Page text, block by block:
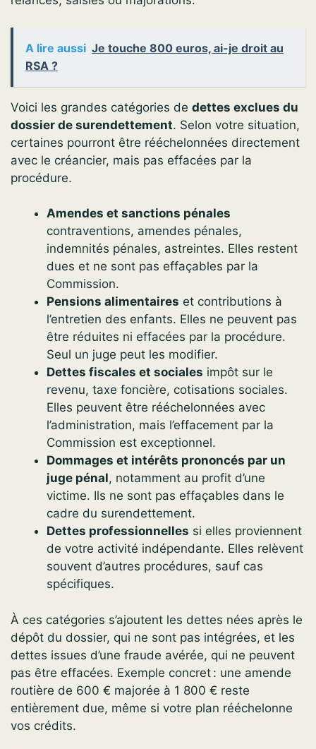
A lire aussi Je touche 800 euros, ai-je droit au
RSA ?
Voici les grandes catégories de dettes exclues du
dossier de surendettement. Selon votre situation,
certaines pourront être rééchelonnées directement
avec le créancier, mais pas effacées par la
procédure.
Amendes et sanctions pénales
contraventions, amendes pénales,
indemnités pénales, astreintes. Elles restent
dues et ne sont pas effaçables par la
Commission.
Pensions alimentaires et contributions à
l’entretien des enfants. Elles ne peuvent pas
être réduites ni effacées par la procédure.
Seul un juge peut les modifier.
Dettes fiscales et sociales impôt sur le
revenu, taxe foncière, cotisations sociales.
Elles peuvent être rééchelonnées avec
l’administration, mais l’effacement par la
Commission est exceptionnel.
Dommages et intérêts prononcés par un
juge pénal, notamment au profit d’une
victime. Ils ne sont pas effaçables dans le
cadre du surendettement.
Dettes professionnelles si elles proviennent
de votre activité indépendante. Elles relèvent
souvent d’autres procédures, sauf cas
spécifiques.
À ces catégories s’ajoutent les dettes nées après le
dépôt du dossier, qui ne sont pas intégrées, et les
dettes issues d’une fraude avérée, qui ne peuvent
pas être effacées. Exemple concret : une amende
routière de 600 € majorée à 1 800 € reste
entièrement due, même si votre plan rééchelonne
vos crédits.